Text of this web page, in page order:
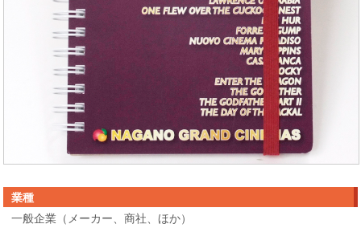
業種
一般企業（メーカー、商社、ほか）